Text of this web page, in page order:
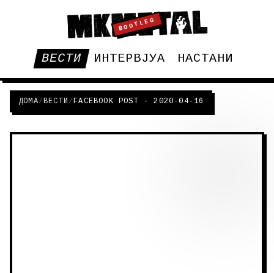
BOOTLEG
ВЕСТИ ИНТЕРВЈУА НАСТАНИ
ДОМА/ВЕСТИ /FACEBOOK POST - 2020-04-16